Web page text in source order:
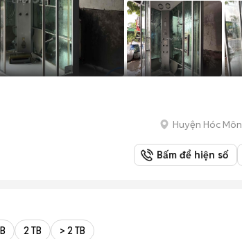
Huyện Hóc Môn
Bấm để hiện số
2 TB > 2 TB